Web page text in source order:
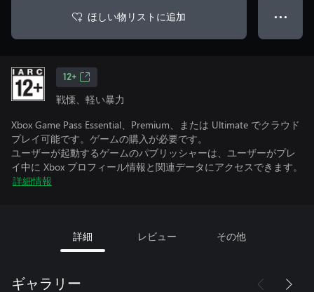
ほしい物リストに追加 ● ● ●
12+
戦慄、軽い暴力
Xbox Game Pass Essential、Premium、または Ultimate でクラウド
プレイ可能です。ゲームの購入が必要です。
ユーザーが起動するゲームのパブリッシャーは、ユーザーがプレ
イ中に Xbox プロフィール情報と関連データにアクセスできます。
詳細情報
詳細 レビュー その他
ギャラリー